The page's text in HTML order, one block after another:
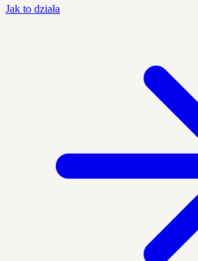
Jak to działa